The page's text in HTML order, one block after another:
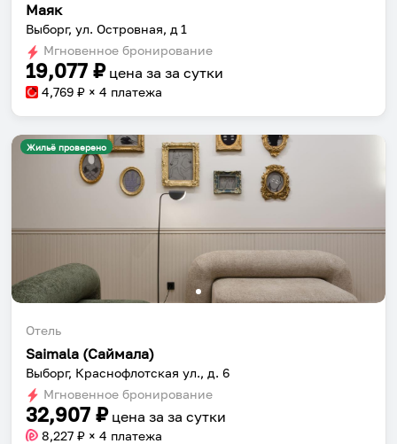
Маяк
Выборг, ул. Островная, д 1
Мгновенное бронирование
19,077 ₽ цена за за сутки
4,769 ₽ × 4 платежа
Жильё проверено
Отель
Saimala (Саймала)
Выборг, Краснофлотская ул., д. 6
Мгновенное бронирование
32,907 ₽ цена за за сутки
8,227 ₽ × 4 платежа